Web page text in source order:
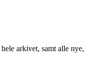
arkivet, samt alle nye,